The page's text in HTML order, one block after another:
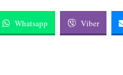
Whatsapp Viber